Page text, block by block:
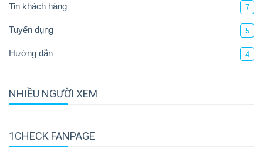
Tin khách hàng 7
Tuyển dụng 5
Hướng dẫn 4
NHIỀU NGƯỜI XEM
1CHECK FANPAGE